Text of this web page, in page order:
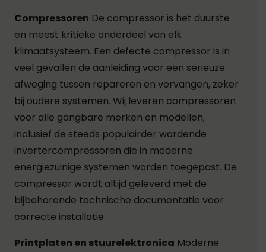
Compressoren De compressor is het duurste
en meest kritieke onderdeel van elk
klimaatsysteem. Een defecte compressor is in
veel gevallen de aanleiding voor een serieuze
afweging tussen repareren en vervangen, zeker
bij oudere systemen. Wij leveren compressoren
voor alle gangbare merken en modellen,
inclusief de steeds populairder wordende
invertercompressoren die in moderne
energiezuinige systemen worden toegepast. De
compressor wordt altijd geleverd met de
bijbehorende technische documentatie voor
correcte installatie.
Printplaten en stuurelektronica Moderne